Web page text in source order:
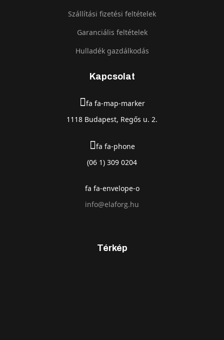
Szállítási fizetési feltételek
Garanciális feltételek
Hulladék gazdálkodás
Kapcsolat
fa fa-map-marker
1118 Budapest, Regős u. 2.
fa fa-phone
(06 1) 309 0204
fa fa-envelope-o
info@elaforg.hu
Térkép